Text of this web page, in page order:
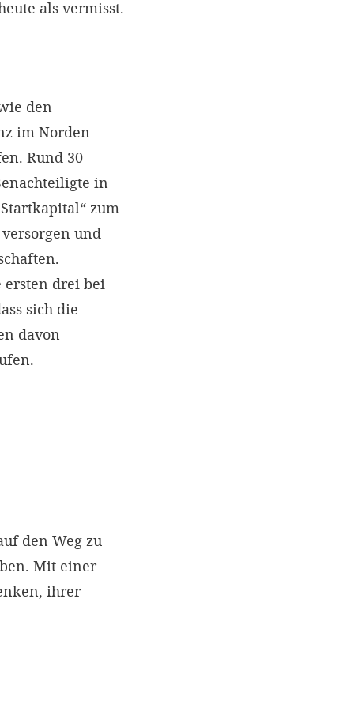
als vermisst.
den
im Norden
Rund 30
in
zum
und
ersten drei bei
sich die
davon
den Weg zu
Mit einer
ihrer